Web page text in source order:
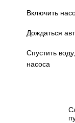
Включить
Дождаться
Спустить
насоса